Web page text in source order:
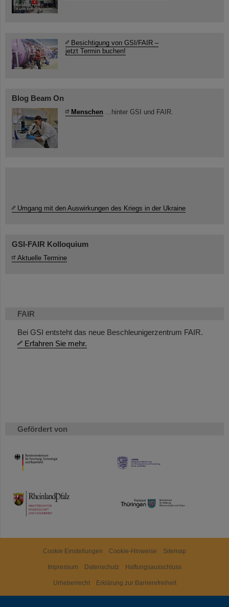
FAIR
Bei GSI entsteht das neue Beschleunigerzentrum FAIR.
Erfahren Sie mehr.
Gefördert von
HMWK
TMWWDG
Besichtigung von GSI/FAIR –
jetzt Termin buchen!
Blog Beam On
Menschen ...hinter GSI und FAIR.
Umgang mit den Auswirkungen des Kriegs in der Ukraine
GSI-FAIR Kolloquium
Aktuelle Termine
Cookie Einstellungen Cookie-Hinweise Sitemap
Impressum Datenschutz Haftungsausschluss
Urheberrecht Erklärung zur Barrierefreiheit